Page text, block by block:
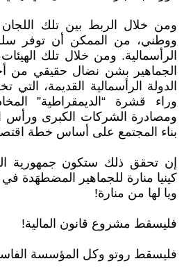
ومن خلال الربط بين تلك
ووطني، من الممكن أن توفر
الرأسمالية. ومن خلال تلك
الجماهير بشن نضال حقيقي من
الدولة الرأسمالية القديمة، التي
وراء قشرة “الديمقراطية”
ومصادرة الشركات الكبرى ورأس
بناء المجتمع على أساس خطة
إن تحقق ذلك ستكون جمهورية
كينيا منارة للجماهير المضطهَدة في
ويا لها من منارة!
فليسقط مشروع قانون المالية!
فليسقط روتو وكل المؤسسة